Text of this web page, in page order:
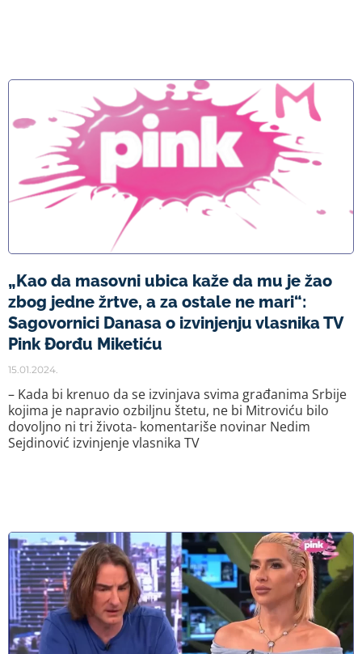
„Kao da masovni ubica kaže da mu je žao
zbog jedne žrtve, a za ostale ne mari“:
Sagovornici Danasa o izvinjenju vlasnika TV
Pink Đorđu Miketiću
15.01.2024.
– Kada bi krenuo da se izvinjava svima građanima Srbije
kojima je napravio ozbiljnu štetu, ne bi Mitroviću bilo
dovoljno ni tri života- komentariše novinar Nedim
Sejdinović izvinjenje vlasnika TV